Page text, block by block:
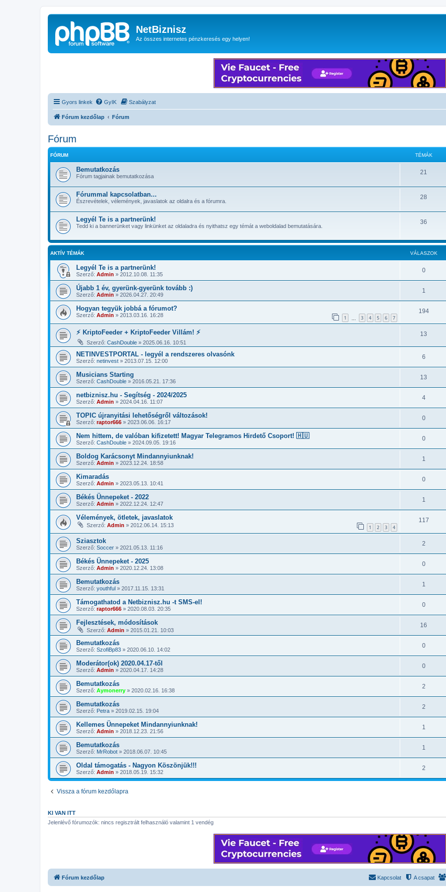
NetBiznisz
Az összes internetes pénzkeresés egy helyen!
Gyors linkek GyIK Szabályzat
Fórum kezdőlap Fórum
Fórum
FÓRUM TÉMÁK
Bemutatkozás
Fórum tagjainak bemutatkozása
21
Fórummal kapcsolatban...
Észrevételek, vélemények, javaslatok az oldalra és a fórumra.
28
Legyél Te is a partnerünk!
Tedd ki a bannerünket vagy linkünket az oldaladra és nyithatsz egy témát a weboldalad bemutatására.
36
AKTÍV TÉMÁK VÁLASZOK
Legyél Te is a partnerünk!
Szerző: Admin » 2012.10.08. 11:35
0
Újabb 1 év, gyerünk-gyerünk tovább :)
Szerző: Admin » 2026.04.27. 20:49
1
Hogyan tegyük jobbá a fórumot?
Szerző: Admin » 2013.03.16. 16:28 1 3 4 5 6 7
194
⚡ KriptoFeeder + KriptoFeeder Villám! ⚡
Szerző: CashDouble » 2025.06.16. 10:51
13
NETINVESTPORTAL - legyél a rendszeres olvasónk
Szerző: netinvest » 2013.07.15. 12:00
6
Musicians Starting
Szerző: CashDouble » 2016.05.21. 17:36
13
netbiznisz.hu - Segítség - 2024/2025
Szerző: Admin » 2024.04.16. 11:07
4
TOPIC újranyitási lehetőségről változások!
Szerző: raptor666 » 2023.06.06. 16:17
0
Nem hittem, de valóban kifizetett! Magyar Telegramos Hirdető Csoport! 🇭🇺
Szerző: CashDouble » 2024.09.05. 19:16
0
Boldog Karácsonyt Mindannyiunknak!
Szerző: Admin » 2023.12.24. 18:58
1
Kimaradás
Szerző: Admin » 2023.05.13. 10:41
0
Békés Ünnepeket - 2022
Szerző: Admin » 2022.12.24. 12:47
1
Vélemények, ötletek, javaslatok
Szerző: Admin » 2012.06.14. 15:13 1 2 3 4
117
Sziasztok
Szerző: Soccer » 2021.05.13. 11:16
2
Békés Ünnepeket - 2025
Szerző: Admin » 2020.12.24. 13:08
0
Bemutatkozás
Szerző: youthful » 2017.11.15. 13:31
1
Támogathatod a Netbiznisz.hu -t SMS-el!
Szerző: raptor666 » 2020.08.03. 20:35
0
Fejlesztések, módosítások
Szerző: Admin » 2015.01.21. 10:03
16
Bemutatkozás
Szerző: SzofiBp83 » 2020.06.10. 14:02
0
Moderátor(ok) 2020.04.17-től
Szerző: Admin » 2020.04.17. 14:28
0
Bemutatkozás
Szerző: Aymonerry » 2020.02.16. 16:38
2
Bemutatkozás
Szerző: Petra » 2019.02.15. 19:04
2
Kellemes Ünnepeket Mindannyiunknak!
Szerző: Admin » 2018.12.23. 21:56
1
Bemutatkozás
Szerző: MrRobot » 2018.06.07. 10:45
1
Oldal támogatás - Nagyon Köszönjük!!!
Szerző: Admin » 2018.05.19. 15:32
2
Vissza a fórum kezdőlapra
KI VAN ITT
Jelenlévő fórumozók: nincs regisztrált felhasználó valamint 1 vendég
Fórum kezdőlap A csapat
Kapcsolat